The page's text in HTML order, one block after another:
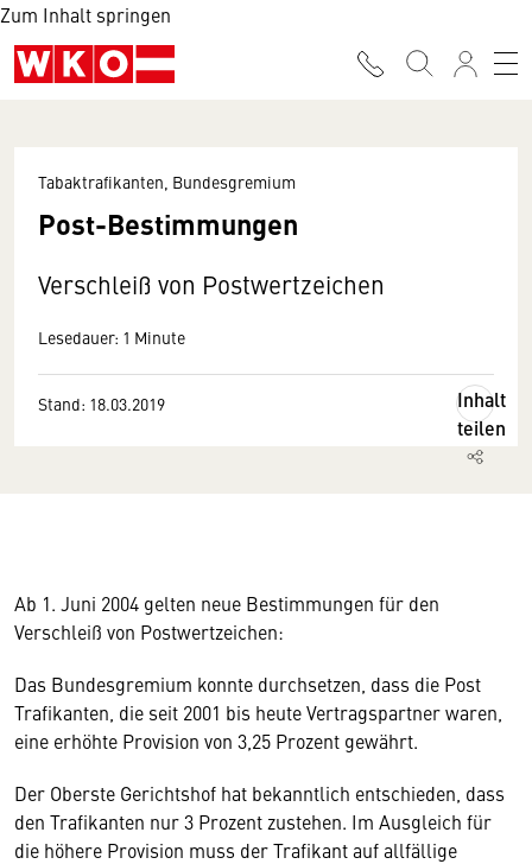
Zum Inhalt springen
Tabaktrafikanten, Bundesgremium
Post-Bestimmungen
Verschleiß von Postwertzeichen
Lesedauer: 1 Minute
Stand: 18.03.2019
Inhalt
teilen
Ab 1. Juni 2004 gelten neue Bestimmungen für den
Verschleiß von Postwertzeichen:
Das Bundesgremium konnte durchsetzen, dass die Post
Trafikanten, die seit 2001 bis heute Vertragspartner waren,
eine erhöhte Provision von 3,25 Prozent gewährt.
Der Oberste Gerichtshof hat bekanntlich entschieden, dass
den Trafikanten nur 3 Prozent zustehen. Im Ausgleich für
die höhere Provision muss der Trafikant auf allfällige